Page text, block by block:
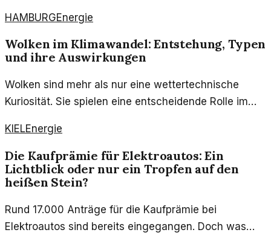
HAMBURGEnergie
Wolken im Klimawandel: Entstehung, Typen
und ihre Auswirkungen
Wolken sind mehr als nur eine wettertechnische
Kuriosität. Sie spielen eine entscheidende Rolle im
Erde.
KIELEnergie
Die Kaufprämie für Elektroautos: Ein
Lichtblick oder nur ein Tropfen auf den
heißen Stein?
Rund 17.000 Anträge für die Kaufprämie bei
Elektroautos sind bereits eingegangen. Doch was